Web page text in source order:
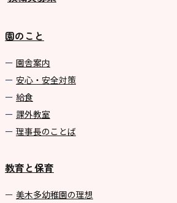
園のこと
園舎案内
安心・安全対策
給食
課外教室
理事長のことば
教育と保育
美⽊多幼稚園の理想
学校法⼈諏訪森学園 諏訪森幼稚
園
⼤阪府私⽴幼稚園連盟
社会福祉法人野田福祉会